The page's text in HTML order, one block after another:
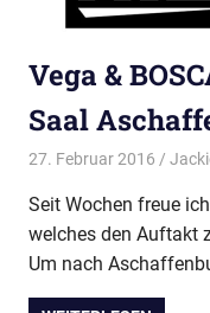
Vega &
Saal
27. Februar 2016
Seit Wochen freue
welches den Auftakt
Um nach